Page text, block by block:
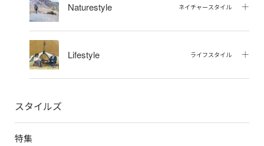
Naturestyle ネイチャースタイル
Lifestyle ライフスタイル
スタイルズ
特集